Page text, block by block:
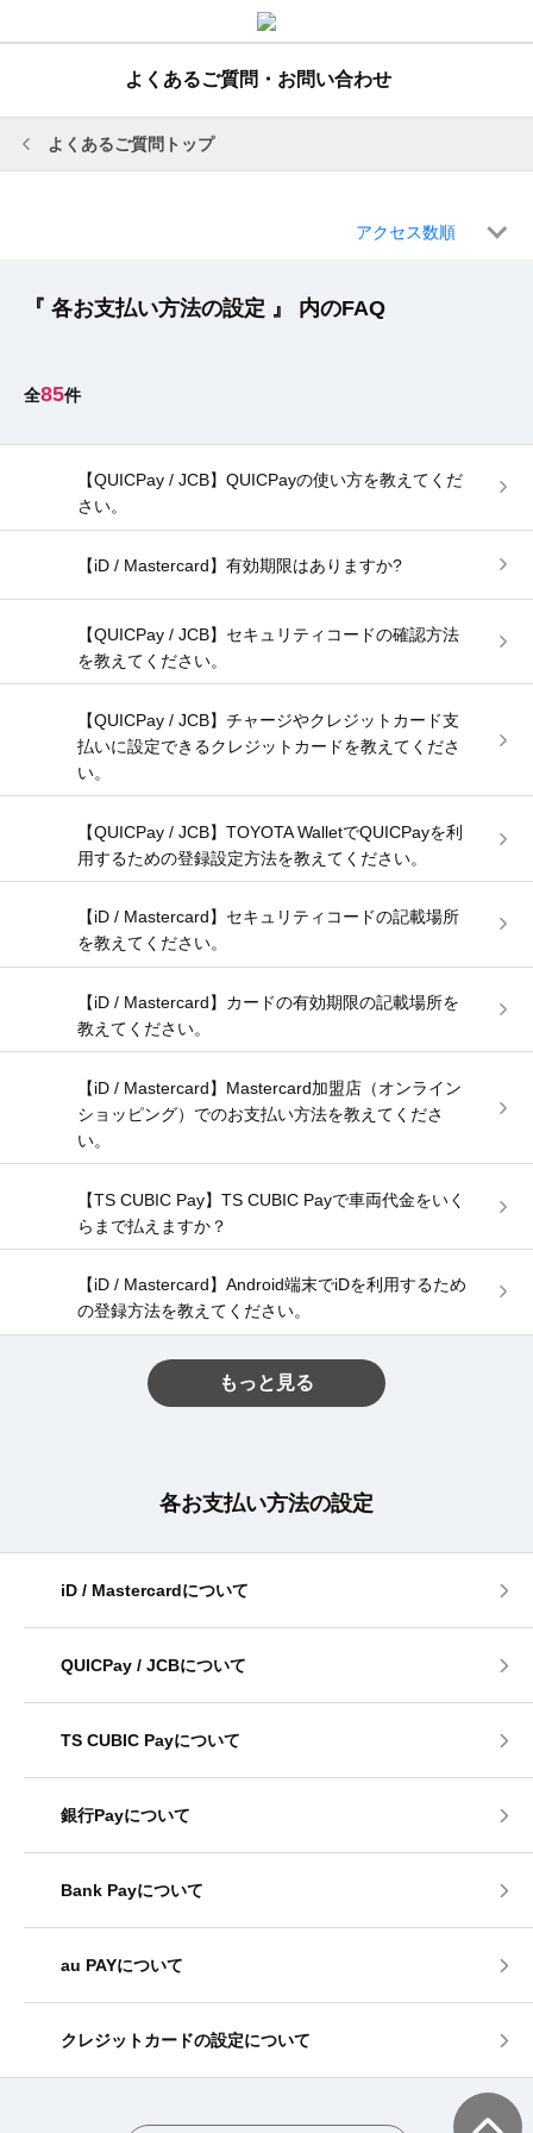
よくあるご質問・お問い合わせ
よくあるご質問トップ
アクセス数順
『 各お支払い方法の設定 』 内のFAQ
85
【QUICPay / JCB】QUICPayの使い方を教えてくだ
さい。
【iD / Mastercard】有効期限はありますか?
【QUICPay / JCB】セキュリティコードの確認方法
を教えてください。
【QUICPay / JCB】チャージやクレジットカード支
払いに設定できるクレジットカードを教えてくださ
い。
【QUICPay / JCB】TOYOTA WalletでQUICPayを利
用するための登録設定方法を教えてください。
【iD / Mastercard】セキュリティコードの記載場所
を教えてください。
【iD / Mastercard】カードの有効期限の記載場所を
教えてください。
【iD / Mastercard】Mastercard加盟店（オンライン
ショッピング）でのお支払い方法を教えてくださ
い。
【TS CUBIC Pay】TS CUBIC Payで車両代金をいく
らまで払えますか？
【iD / Mastercard】Android端末でiDを利用するため
の登録方法を教えてください。
もっと見る
各お支払い方法の設定
iD / Mastercardについて
QUICPay / JCBについて
TS CUBIC Payについて
銀行Payについて
Bank Payについて
au PAYについて
クレジットカードの設定について